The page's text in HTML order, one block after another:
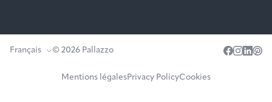
Français © 2026 Pallazzo
Mentions légalesPrivacy PolicyCookies